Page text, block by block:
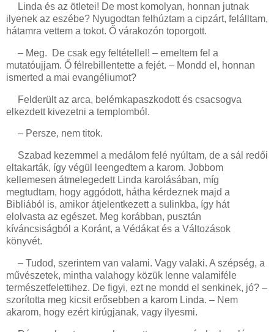
Linda és az ötletei! De most komolyan, honnan jutnak
ilyenek az eszébe? Nyugodtan felhúztam a cipzárt, felálltam,
hátamra vettem a tokot. Ő várakozón toporgott.
– Meg.
De csak egy feltétellel! – emeltem fel a
mutatóujjam. Ő félrebillentette a fejét. – Mondd el, honnan
ismerted a mai evangéliumot?
Felderült az arca, belémkapaszkodott és csacsogva
elkezdett kivezetni a templomból.
– Persze, nem titok.
Szabad kezemmel a medálom felé nyúltam, de a sál redői
eltakarták, így végül leengedtem a karom. Jobbom
kellemesen átmelegedett Linda karolásában, míg
megtudtam, hogy aggódott, hátha kérdeznek majd a
Bibliából is, amikor átjelentkezett a sulinkba, így hát
elolvasta az egészet. Meg korábban, pusztán
kíváncsiságból a Koránt, a Védákat és a Változások
könyvét.
– Tudod, szerintem van valami. Vagy valaki. A szépség, a
művészetek, mintha valahogy közük lenne valamiféle
természetfelettihez. De figyi, ezt ne mondd el senkinek, jó? –
szorította meg kicsit erősebben a karom Linda. – Nem
akarom, hogy ezért kirúgjanak, vagy ilyesmi.